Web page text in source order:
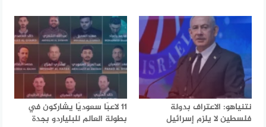
نتنياهو: الاعتراف بدولة
فلسطين لا يلزم إسرائيل
11 لاعبًا سعوديًا يشاركون في
بطولة العالم للبلياردو بجدة